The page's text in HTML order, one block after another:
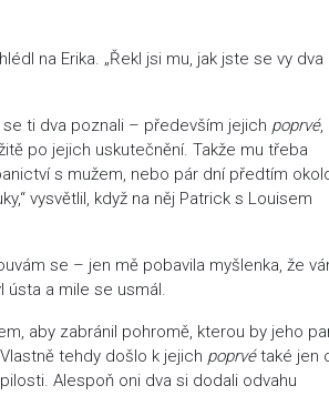
na Erika. „Řekl jsi mu, jak jste se vy dva
se ti dva poznali – především jejich poprvé,
po jejich uskutečnění. Takže mu třeba
s mužem, nebo pár dní předtím
vysvětlil, když na něj Patrick s Louisem
se – jen mě pobavila myšlenka, že
ústa a mile se usmál.
aby zabránil pohromě, kterou by jeho
tehdy došlo k jejich poprvétaké jen
Alespoň oni dva si dodali odvahu